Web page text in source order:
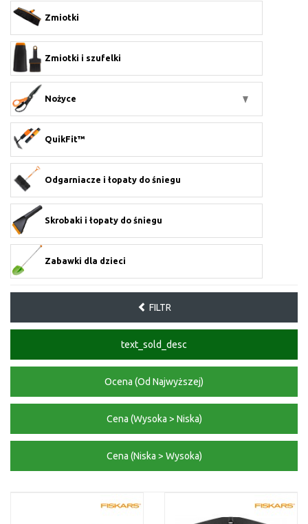
Zmiotki
Zmiotki i szufelki
Nożyce
QuikFit™
Odgarniacze i łopaty do śniegu
Skrobaki i łopaty do śniegu
Zabawki dla dzieci
FILTR
text_sold_desc
Ocena (Od Najwyższej)
Cena (Wysoka > Niska)
Cena (Niska > Wysoka)